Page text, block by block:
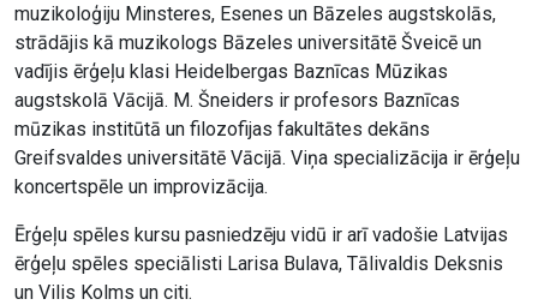
muzikoloģiju Minsteres, Esenes un Bāzeles augstskolās,
strādājis kā muzikologs Bāzeles universitātē Šveicē un
vadījis ērģeļu klasi Heidelbergas Baznīcas Mūzikas
augstskolā Vācijā. M. Šneiders ir profesors Baznīcas
mūzikas institūtā un filozofijas fakultātes dekāns
Greifsvaldes universitātē Vācijā. Viņa specializācija ir ērģeļu
koncertspēle un improvizācija.
Ērģeļu spēles kursu pasniedzēju vidū ir arī vadošie Latvijas
ērģeļu spēles speciālisti Larisa Bulava, Tālivaldis Deksnis
un Vilis Kolms un citi.